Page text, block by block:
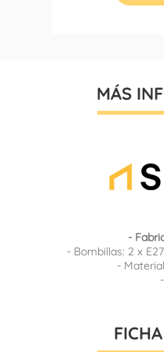
MÁS
-
- Bombillas: 2 x
-